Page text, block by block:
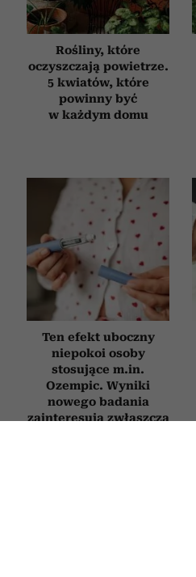
Rośliny, które
oczyszczają powietrze.
5 kwiatów, które
powinny być
w każdym domu
Ten efekt uboczny
niepokoi osoby
stosujące m.in.
Ozempic. Wyniki
nowego badania
zainteresują zwłaszcza